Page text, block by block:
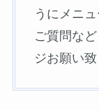
うにメニ
ご質問な
ジお願い致